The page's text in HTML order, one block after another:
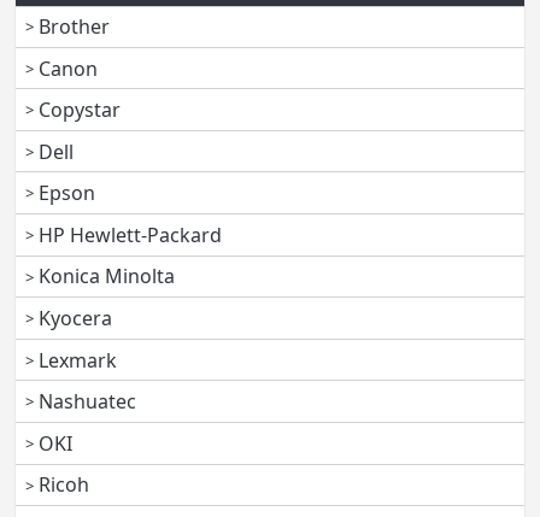
Brother
Canon
Copystar
Dell
Epson
HP Hewlett-Packard
Konica Minolta
Kyocera
Lexmark
Nashuatec
OKI
Ricoh